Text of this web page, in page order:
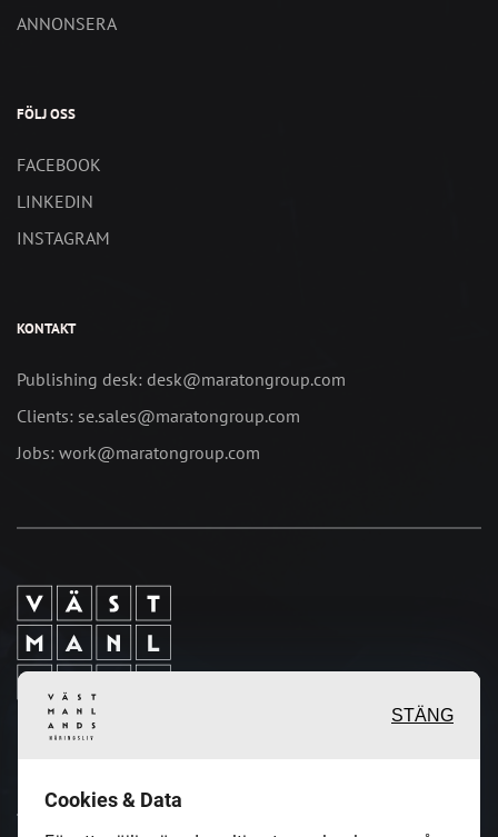
ANNONSERA
FÖLJ OSS
FACEBOOK
LINKEDIN
INSTAGRAM
KONTAKT
Publishing desk: desk@maratongroup.com
Clients: se.sales@maratongroup.com
Jobs: work@maratongroup.com
värdefulla berättelser och
STÄNG
Cookies & Data